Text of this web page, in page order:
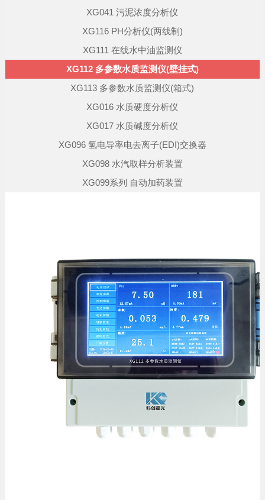
XG041 污泥浓度分析仪
XG116 PH分析仪(两线制)
XG111 在线水中油监测仪
XG112 多参数水质监测仪(壁挂式)
XG113 多参数水质监测仪(箱式)
XG016 水质硬度分析仪
XG017 水质碱度分析仪
XG096 氢电导率电去离子(EDI)交换器
XG098 水汽取样分析装置
XG099系列 自动加药装置